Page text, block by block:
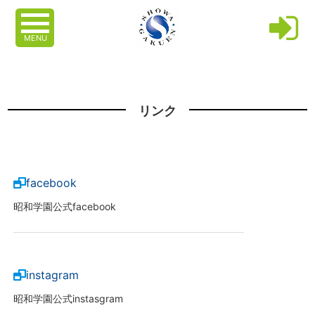
MENU
リンク
facebook
昭和学園公式facebook
instagram
昭和学園公式instasgram